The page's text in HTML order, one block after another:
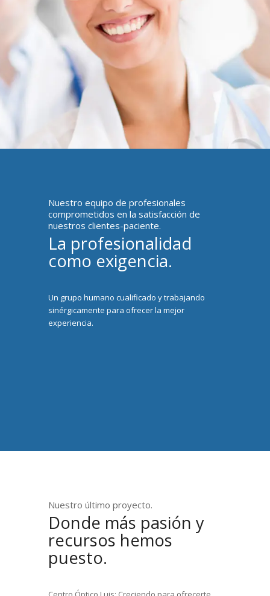
Nuestro equipo de profesionales
comprometidos en la satisfacción de
nuestros clientes-paciente.
La profesionalidad
como exigencia.
Un grupo humano cualificado y trabajando
sinérgicamente para ofrecer la mejor
experiencia.
Nuestro último proyecto.
Donde más pasión y
recursos hemos
puesto.